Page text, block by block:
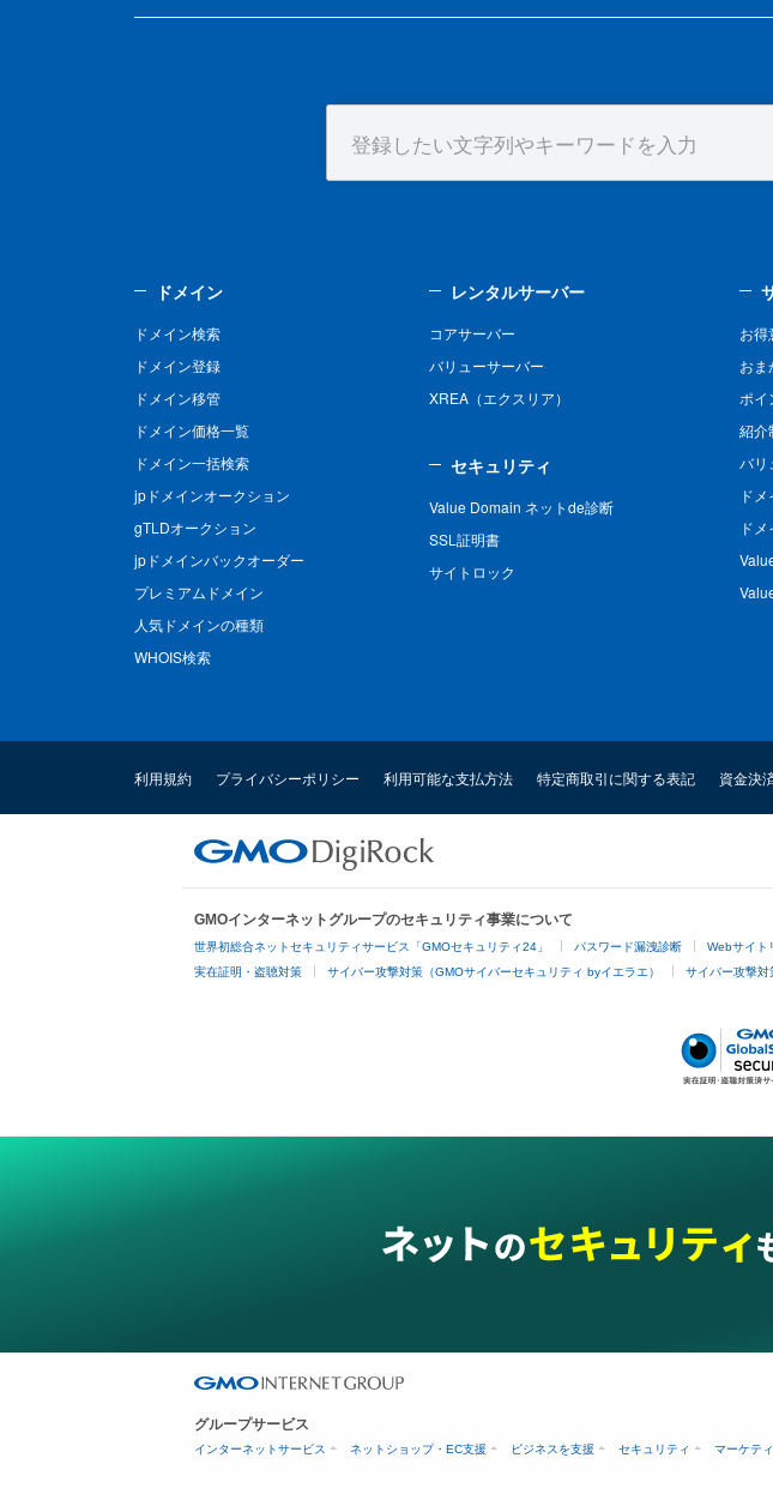
ドメイン
ドメイン検索
ドメイン登録
ドメイン移管
ドメイン価格一覧
ドメイン一括検索
jpドメインオークション
gTLDオークション
jpドメインバックオーダー
プレミアムドメイン
人気ドメインの種類
WHOIS検索
レンタルサーバー
コアサーバー
バリューサーバー
XREA（エクスリア）
セキュリティ
Value Domain ネットde診断
SSL証明書
サイトロック
お得
おま
ポイ
紹介
バリ
ド
ド
利用規約 プライバシーポリシー 利用可能な支払方法 特定商取引に関する表記 資金決
GMOインターネットグループのセキュリティ事業について
世界初総合ネットセキュリティサービス「GMOセキュリティ24」 パスワード漏洩診断 Webサイト
実在証明・盗聴対策 サイバー攻撃対策（GMOサイバーセキュリティ byイエラエ） サイバー攻撃対
グループサービス
インターネットサービス ネットショップ・EC支援 ビジネスを支援 セキュリティ マーケテ